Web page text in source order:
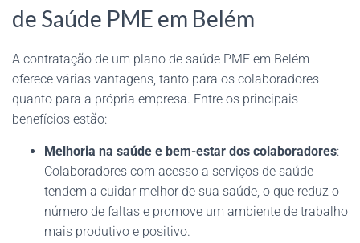
de Saúde PME em Belém
A contratação de um plano de saúde PME em Belém
oferece várias vantagens, tanto para os colaboradores
quanto para a própria empresa. Entre os principais
benefícios estão:
Melhoria na saúde e bem-estar dos colaboradores:
Colaboradores com acesso a serviços de saúde
tendem a cuidar melhor de sua saúde, o que reduz o
número de faltas e promove um ambiente de trabalho
mais produtivo e positivo.